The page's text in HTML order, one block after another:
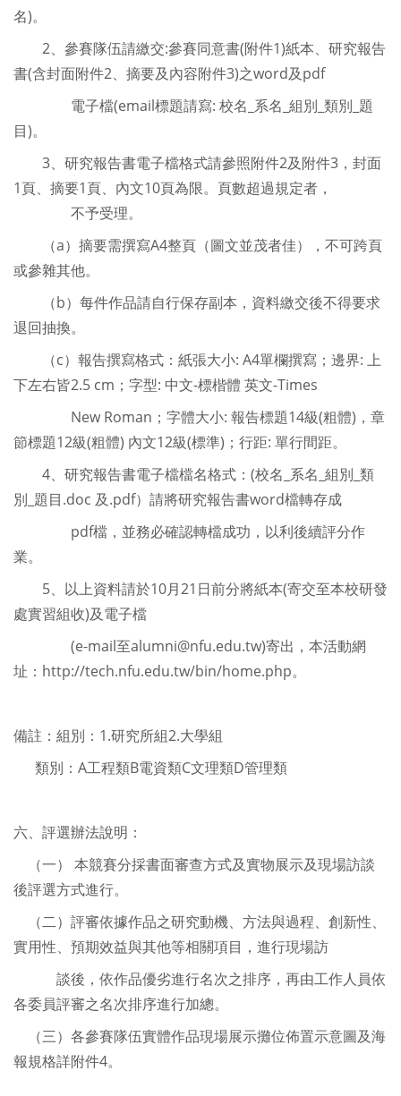
名)。
2、參賽隊伍請繳交:參賽同意書(附件1)紙本、研究報告
書(含封面附件2、摘要及內容附件3)之word及pdf
電子檔(email標題請寫: 校名_系名_組別_類別_題
目)。
3、研究報告書電子檔格式請參照附件2及附件3，封面
1頁、摘要1頁、內文10頁為限。頁數超過規定者，
不予受理。
（a）摘要需撰寫A4整頁（圖文並茂者佳），不可跨頁
或參雜其他。
（b）每件作品請自行保存副本，資料繳交後不得要求
退回抽換。
（c）報告撰寫格式：紙張大小: A4單欄撰寫；邊界: 上
下左右皆2.5 cm；字型: 中文-標楷體 英文-Times
New Roman；字體大小: 報告標題14級(粗體)，章
節標題12級(粗體) 內文12級(標準)；行距: 單行間距。
4、研究報告書電子檔檔名格式：(校名_系名_組別_類
別_題目.doc 及.pdf）請將研究報告書word檔轉存成
pdf檔，並務必確認轉檔成功，以利後續評分作
業。
5、以上資料請於10月21日前分將紙本(寄交至本校研發
處實習組收)及電子檔
(e-mail至alumni@nfu.edu.tw)寄出，本活動網
址：http://tech.nfu.edu.tw/bin/home.php。
備註：組別：1.研究所組2.大學組
類別：A工程類B電資類C文理類D管理類
六、評選辦法說明：
（一）
本競賽分採書面審查方式及實物展示及現場訪談
後評選方式進行。
（二）評審依據作品之研究動機、方法與過程、創新性、
實用性、預期效益與其他等相關項目，進行現場訪
談後，依作品優劣進行名次之排序，再由工作人員依
各委員評審之名次排序進行加總。
（三）各參賽隊伍實體作品現場展示攤位佈置示意圖及海
報規格詳附件4。